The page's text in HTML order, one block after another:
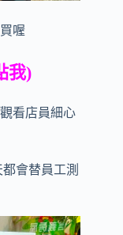
喔
我)
看店員細心
會替員工測